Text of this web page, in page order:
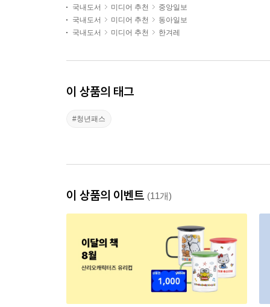
국내도서
미디어 추천
중앙일보
국내도서
미디어 추천
동아일보
국내도서
미디어 추천 한겨레
이 상품의 태그
#청년패스
이 상품의 이벤트 (11개)